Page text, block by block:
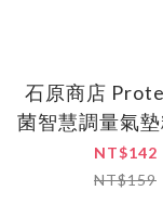
石原商店
菌智慧調量氣
NT$142
NT$159